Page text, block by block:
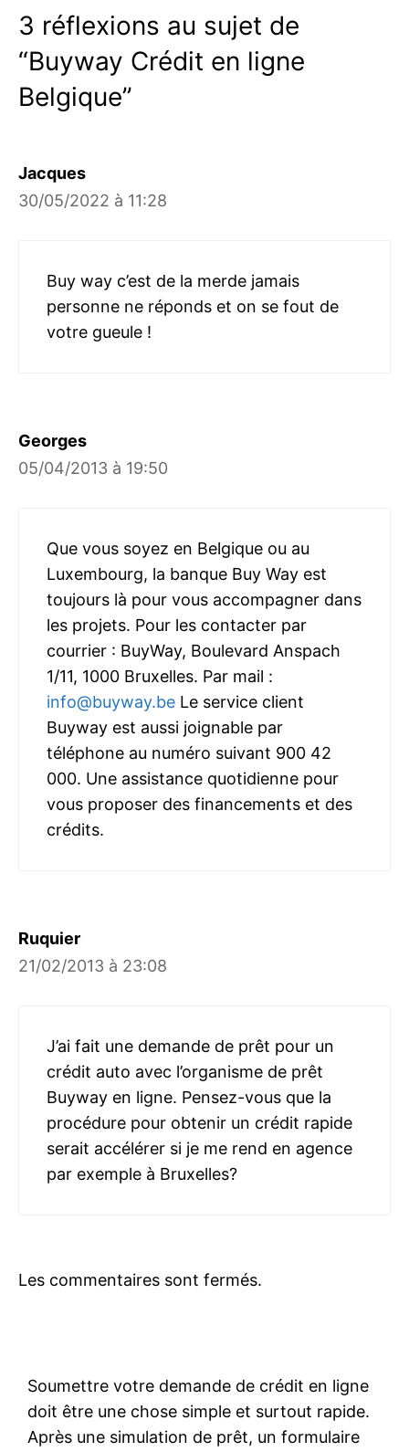
3 réflexions au sujet de
“Buyway Crédit en ligne
Belgique”
Jacques
30/05/2022 à 11:28
Buy way c’est de la merde jamais
personne ne réponds et on se fout de
votre gueule !
Georges
05/04/2013 à 19:50
Que vous soyez en Belgique ou au
Luxembourg, la banque Buy Way est
toujours là pour vous accompagner dans
les projets. Pour les contacter par
courrier : BuyWay, Boulevard Anspach
1/11, 1000 Bruxelles. Par mail :
info@buyway.be Le service client
Buyway est aussi joignable par
téléphone au numéro suivant 900 42
000. Une assistance quotidienne pour
vous proposer des financements et des
crédits.
Ruquier
21/02/2013 à 23:08
J’ai fait une demande de prêt pour un
crédit auto avec l’organisme de prêt
Buyway en ligne. Pensez-vous que la
procédure pour obtenir un crédit rapide
serait accélérer si je me rend en agence
par exemple à Bruxelles?
Les commentaires sont fermés.
Soumettre votre demande de crédit en ligne
doit être une chose simple et surtout rapide.
Après une simulation de prêt, un formulaire